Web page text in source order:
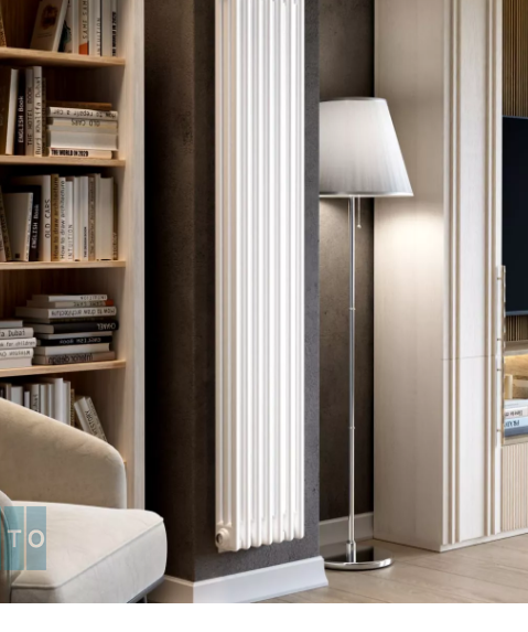
Ellipse P V
Гармония С40
Гармония C25 N
Гармония А40
Гармония А25 N
Гармония А20
Зеркала
Зеркало А40
Зеркало Г